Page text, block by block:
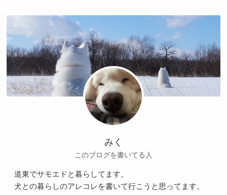
みく
このブログを書いてる人
道東でサモエドと暮らしてます。
犬との暮らしのアレコレを書いて行こうと思ってます。